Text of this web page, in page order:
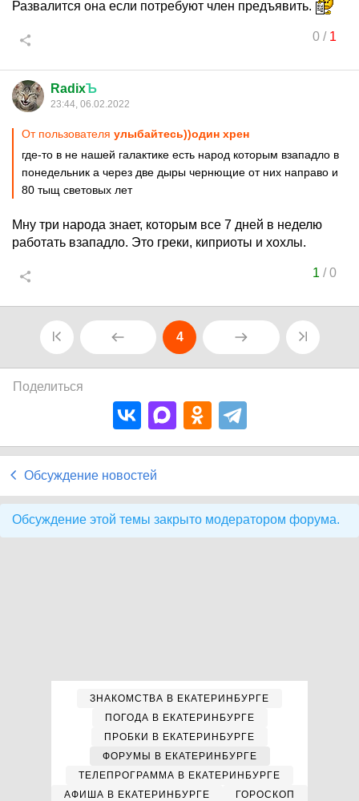
Развалится она если потребуют член предъявить.
0/ 1
RadixЪ
23:44, 06.02.2022
От пользователя улыбайтесь))один хрен
где-то в не нашей галактике есть народ которым взападло в
понедельник а через две дыры чернющие от них направо и
80 тыщ световых лет
Мну три народа знает, которым все 7 дней в неделю
работать взападло. Это греки, киприоты и хохлы.
1 /0
4
Поделиться
Обсуждение новостей
Обсуждение этой темы закрыто модератором форума.
ЗНАКОМСТВА В ЕКАТЕРИНБУРГЕ
ПОГОДА В ЕКАТЕРИНБУРГЕ
ПРОБКИ В ЕКАТЕРИНБУРГЕ
ФОРУМЫ В ЕКАТЕРИНБУРГЕ
ТЕЛЕПРОГРАММА В ЕКАТЕРИНБУРГЕ
АФИША В ЕКАТЕРИНБУРГЕ
ГОРОСКОП